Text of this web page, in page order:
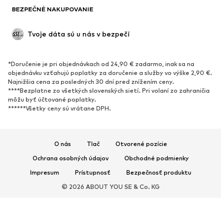
Upcyklácia
Nové
Obľúbené
Tenisky
Členkové čižmy
Topánky na vysokom podpätku
Sandále
Papuče
Exkluzívne
BEZPEČNÉ NAKUPOVANIE
Tvoje dáta sú u nás v bezpečí
*Doručenie je pri objednávkach od 24,90 € zadarmo, inak sa na
objednávku vzťahujú poplatky za doručenie a služby vo výške 2,90 €.
Najnižšia cena za posledných 30 dní pred znížením ceny.
****Bezplatne zo všetkých slovenských sietí. Pri volaní zo zahraničia
môžu byť účtované poplatky.
******Všetky ceny sú vrátane DPH.
O nás Tlač
Otvorené pozície
Ochrana osobných údajov
Obchodné podmienky
Impresum
Prístupnosť
Bezpečnosť produktu
© 2026 ABOUT YOU SE & Co. KG